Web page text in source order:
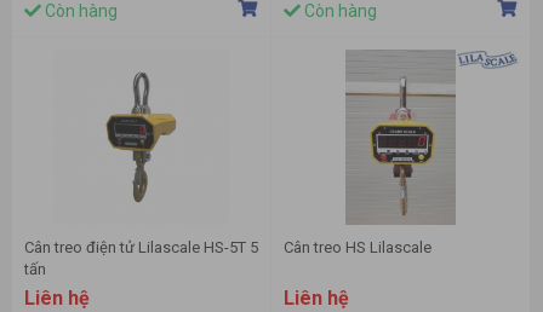
Còn hàng Còn hàng
Cân treo điện tử Lilascale HS-5T 5
tấn
Liên hệ
Cân treo HS Lilascale
Liên hệ